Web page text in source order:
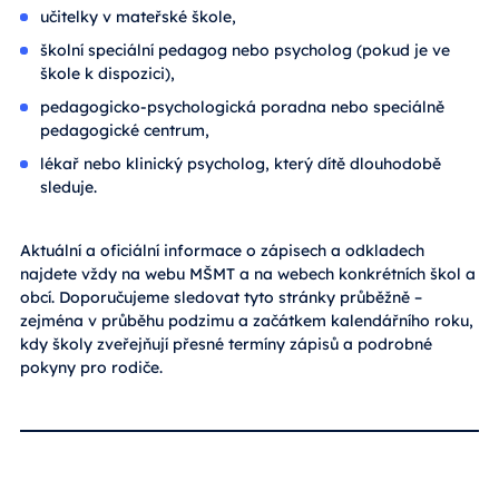
učitelky v mateřské škole,
školní speciální pedagog nebo psycholog (pokud je ve
škole k dispozici),
pedagogicko-psychologická poradna nebo speciálně
pedagogické centrum,
lékař nebo klinický psycholog, který dítě dlouhodobě
sleduje.
Aktuální a oficiální informace o zápisech a odkladech
najdete vždy na webu MŠMT a na webech konkrétních škol a
obcí. Doporučujeme sledovat tyto stránky průběžně –
zejména v průběhu podzimu a začátkem kalendářního roku,
kdy školy zveřejňují přesné termíny zápisů a podrobné
pokyny pro rodiče.